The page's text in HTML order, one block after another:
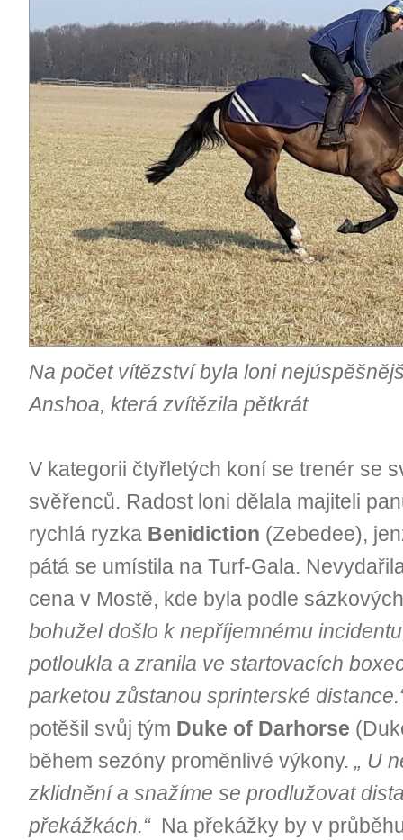
Na počet vítězství byla loni
Anshoa, která zvítězila pětkrát
V kategorii čtyřletých koní se trenér se
svěřenců. Radost loni dělala majiteli
rychlá ryzka Benidiction (Zebedee),
pátá se umístila na Turf-Gala.
cena v Mostě, kde byla podle
bohužel došlo k nepříjemnému
potloukla a zranila ve startovacích
parketou zůstanou sprinterské
potěšil svůj tým Duke of Darhorse
během sezóny proměnlivé výkony. „ U
zklidnění a snažíme se prodlužovat
překážkách.“ Na překážky by v